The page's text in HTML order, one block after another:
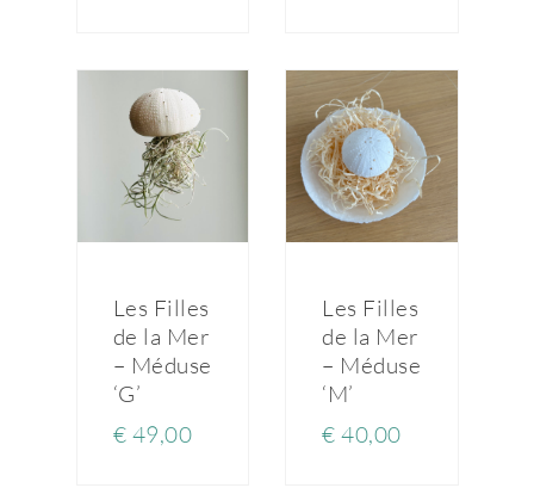
Les Filles
de la Mer
– Méduse
‘G’
€ 49,00
Les Filles
de la Mer
– Méduse
‘M’
€ 40,00